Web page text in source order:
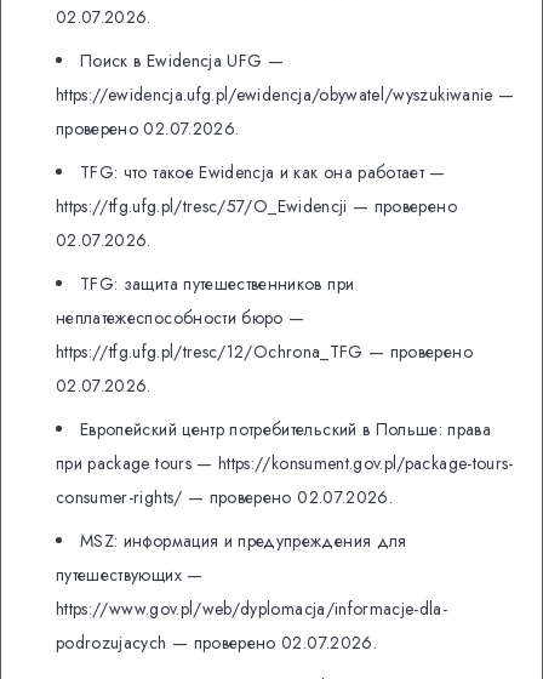
02.07.2026.
Поиск в Ewidencja UFG —
https://ewidencja.ufg.pl/ewidencja/obywatel/wyszukiwanie —
проверено 02.07.2026.
TFG: что такое Ewidencja и как она работает —
https://tfg.ufg.pl/tresc/57/O_Ewidencji — проверено
02.07.2026.
TFG: защита путешественников при
неплатежеспособности бюро —
https://tfg.ufg.pl/tresc/12/Ochrona_TFG — проверено
02.07.2026.
Европейский центр потребительский в Польше: права
при package tours — https://konsument.gov.pl/package-tours-
consumer-rights/ — проверено 02.07.2026.
MSZ: информация и предупреждения для
путешествующих —
https://www.gov.pl/web/dyplomacja/informacje-dla-
podrozujacych — проверено 02.07.2026.